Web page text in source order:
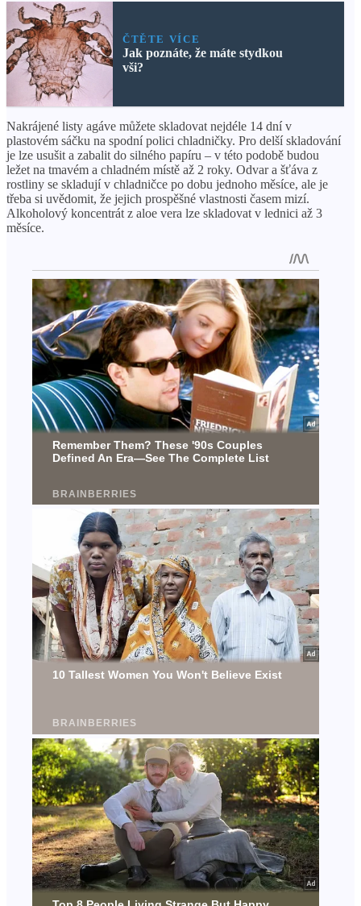
ČTĚTE VÍCE
Jak poznáte, že máte stydkou
vši?
Nakrájené listy agáve můžete skladovat nejdéle 14 dní v
plastovém sáčku na spodní polici chladničky. Pro delší skladování
je lze usušit a zabalit do silného papíru – v této podobě budou
ležet na tmavém a chladném místě až 2 roky. Odvar a šťáva z
rostliny se skladují v chladničce po dobu jednoho měsíce, ale je
třeba si uvědomit, že jejich prospěšné vlastnosti časem mizí.
Alkoholový koncentrát z aloe vera lze skladovat v lednici až 3
měsíce.